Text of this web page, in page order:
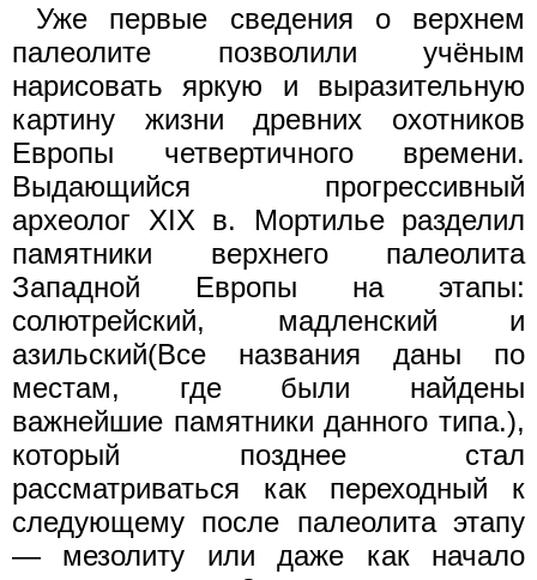
Уже первые сведения о верхнем
палеолите позволили учёным
нарисовать яркую и выразительную
картину жизни древних охотников
Европы четвертичного времени.
Выдающийся прогрессивный
археолог XIX в. Мортилье разделил
памятники верхнего палеолита
Западной Европы на этапы:
солютрейский, мадленский и
азильский(Все названия даны по
местам, где были найдены
важнейшие памятники данного типа.),
который позднее стал
рассматриваться как переходный к
следующему после палеолита этапу
— мезолиту или даже как начало